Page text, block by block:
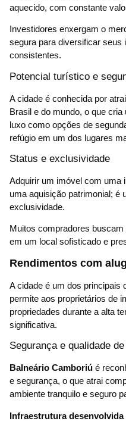
aquecido, com constante
Investidores enxergam o
segura para diversificar seus
consistentes.
Potencial turístico e
A cidade é conhecida por
Brasil e do mundo, o que
luxo como opções de
refúgio em um dos lugares
Status e exclusividade
Adquirir um imóvel com uma
uma aquisição patrimonial; é
exclusividade.
Muitos compradores
em um local sofisticado e
Rendimentos com
A cidade é um dos principais
permite aos proprietários de
propriedades durante a alta
significativa.
Segurança e qualidade
Balneário Camboriú é
e segurança, o que atrai
ambiente tranquilo e seguro
Infraestrutura desenvolvida